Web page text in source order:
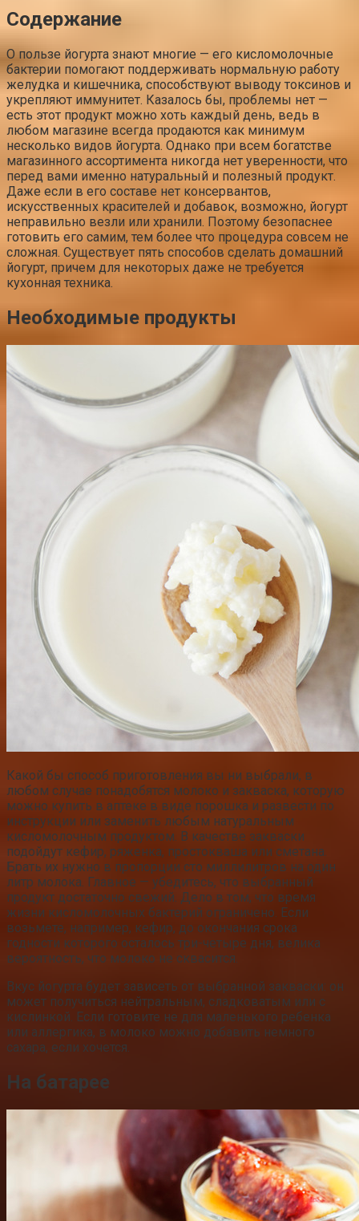
Содержание
О пользе йогурта знают многие — его кисломолочные
бактерии помогают поддерживать нормальную работу
желудка и кишечника, способствуют выводу токсинов и
укрепляют иммунитет. Казалось бы, проблемы нет —
есть этот продукт можно хоть каждый день, ведь в
любом магазине всегда продаются как минимум
несколько видов йогурта. Однако при всем богатстве
магазинного ассортимента никогда нет уверенности, что
перед вами именно натуральный и полезный продукт.
Даже если в его составе нет консервантов,
искусственных красителей и добавок, возможно, йогурт
неправильно везли или хранили. Поэтому безопаснее
готовить его самим, тем более что процедура совсем не
сложная. Существует пять способов сделать домашний
йогурт, причем для некоторых даже не требуется
кухонная техника.
Необходимые продукты
Какой бы способ приготовления вы ни выбрали, в
любом случае понадобятся молоко и закваска, которую
можно купить в аптеке в виде порошка и развести по
инструкции или заменить любым натуральным
кисломолочным продуктом. В качестве закваски
подойдут кефир, ряженка, простокваша или сметана.
Брать их нужно в пропорции сто миллилитров на один
литр молока. Главное — убедитесь, что выбранный
продукт достаточно свежий. Дело в том, что время
жизни кисломолочных бактерий ограничено. Если
возьмете, например, кефир, до окончания срока
годности которого осталось три-четыре дня, велика
вероятность, что молоко не сквасится.
Вкус йогурта будет зависеть от выбранной закваски: он
может получиться нейтральным, сладковатым или с
кислинкой. Если готовите не для маленького ребенка
или аллергика, в молоко можно добавить немного
сахара, если хочется.
На батарее